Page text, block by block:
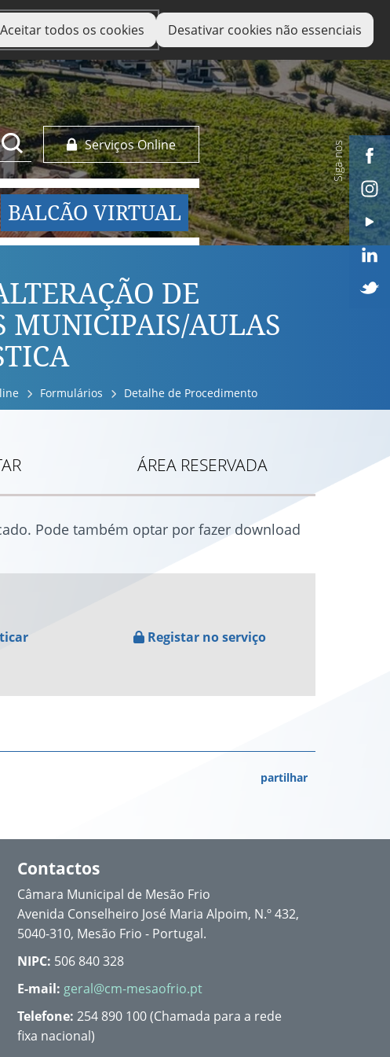
Aceitar todos os cookies Desativar cookies não essenciais
Serviços Online
BALCÃO VIRTUAL
Siga-nos
DE
MUNICIPAIS/AULAS
Formulários Detalhe de Procedimento
ÁREA RESERVADA
Pode também optar por fazer download
Registar no serviço
partilhar
Contactos
Câmara Municipal de Mesão Frio
Avenida Conselheiro José Maria Alpoim, N.º 432,
5040-310, Mesão Frio - Portugal.
NIPC: 506 840 328
E-mail: geral@cm-mesaofrio.pt
Telefone: 254 890 100 (Chamada para a rede
fixa nacional)